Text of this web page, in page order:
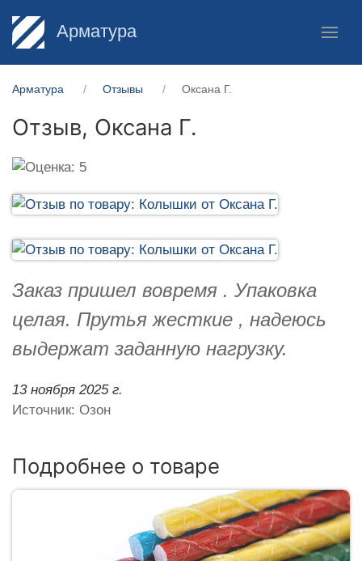
Арматура
Арматура Отзывы Оксана Г.
Отзыв, Оксана Г.
Заказ пришел вовремя . Упаковка
целая. Прутья жесткие , надеюсь
выдержат заданную нагрузку.
13 ноября 2025 г.
Источник: Озон
Подробнее о товаре